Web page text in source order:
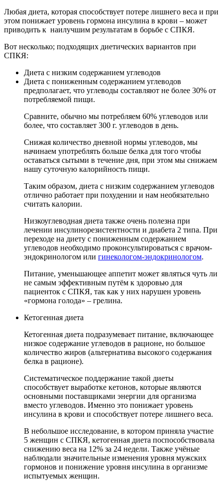
Любая диета, которая способствует потере лишнего веса и при
этом понижает уровень гормона инсулина в крови – может
приводить к наилучшим результатам в борьбе с СПКЯ.
Вот несколько; подходящих диетических вариантов при
СПКЯ:
Диета с низким содержанием углеводов
Диета с пониженным содержанием углеводов
предполагает, что углеводы составляют не более 30% от
потребляемой пищи.
Сравните, обычно мы потребляем 60% углеводов или
более, что составляет 300 г. углеводов в день.
Снижая количество дневной нормы углеводов, мы
начинаем употреблять больше белка для того чтобы
оставаться сытыми в течение дня, при этом мы снижаем
нашу суточную калорийность пищи.
Таким образом, диета с низким содержанием углеводов
отлично работает при похудении и нам необязательно
считать калории.
Низкоуглеводная диета также очень полезна при
лечении инсулинорезистентности и диабета 2 типа. При
переходе на диету с пониженным содержанием
углеводов необходимо проконсультироваться с врачом-
эндокринологом или гинекологом-эндокринологом.
Питание, уменьшающее аппетит может являться чуть ли
не самым эффективным путём к здоровью для
пациенток с СПКЯ, так как у них нарушен уровень
«гормона голода» – грелина.
Кетогенная диета
Кетогенная диета подразумевает питание, включающее
низкое содержание углеводов в рационе, но большое
количество жиров (альтернатива высокого содержания
белка в рационе).
Систематическое поддержание такой диеты
способствует выработке кетонов, которые являются
основными поставщиками энергии для организма
вместо углеводов. Именно это понижает уровень
инсулина в крови и способствует потере лишнего веса.
В небольшое исследование, в котором приняла участие
5 женщин с СПКЯ, кетогенная диета поспособствовала
снижению веса на 12% за 24 недели. Также учёные
наблюдали значительные изменения уровня мужских
гормонов и понижение уровня инсулина в организме
испытуемых женщин.